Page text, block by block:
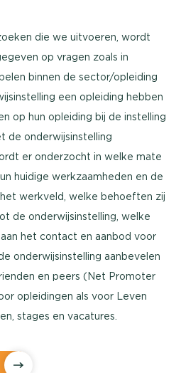
die we uitvoeren, wordt
op vragen zoals in
binnen de sector/opleiding
een opleiding hebben
op hun opleiding bij de instelling
de onderwijsinstelling
er onderzocht in welke mate
huidige werkzaamheden en de
werkveld, welke behoeften zij
de onderwijsinstelling, welke
het contact en aanbod voor
onderwijsinstelling aanbevelen
en peers (Net Promoter
opleidingen als voor Leven
stages en vacatures.